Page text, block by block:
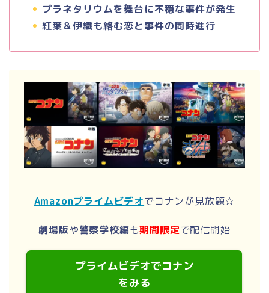
プラネタリウムを舞台に不穏な事件が発生
紅葉＆伊織も絡む恋と事件の同時進行
Amazonプライムビデオでコナンが見放題☆
劇場版や警察学校編も期間限定で配信開始
プライムビデオでコナン
をみる